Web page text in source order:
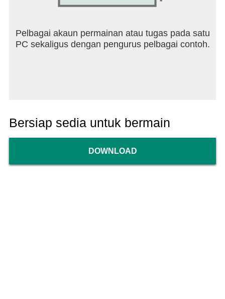
Pelbagai akaun permainan atau tugas pada satu
PC sekaligus dengan pengurus pelbagai contoh.
Bersiap sedia untuk bermain
DOWNLOAD